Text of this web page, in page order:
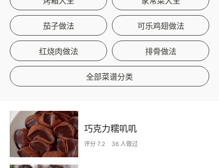
茄子做法 可乐鸡翅做法
红烧肉做法 排骨做法
全部菜谱分类
巧克力糯叽叽
评分 7.2 36 人做过